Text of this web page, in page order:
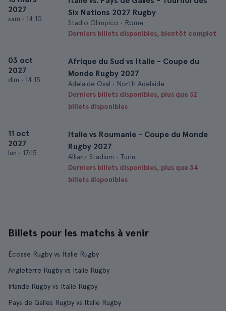
2027
sam • 14:10
Six Nations 2027 Rugby
Stadio Olimpico • Rome
Derniers billets disponibles, bientôt complet
03 oct
2027
dim • 14:15
Afrique du Sud vs Italie - Coupe du
Monde Rugby 2027
Adelaide Oval • North Adelaide
Derniers billets disponibles, plus que 32
billets disponibles
11 oct
2027
lun • 17:15
Italie vs Roumanie - Coupe du Monde
Rugby 2027
Allianz Stadium • Turin
Derniers billets disponibles, plus que 34
billets disponibles
Billets pour les matchs à venir
Écosse Rugby vs Italie Rugby
Angleterre Rugby vs Italie Rugby
Irlande Rugby vs Italie Rugby
Pays de Galles Rugby vs Italie Rugby